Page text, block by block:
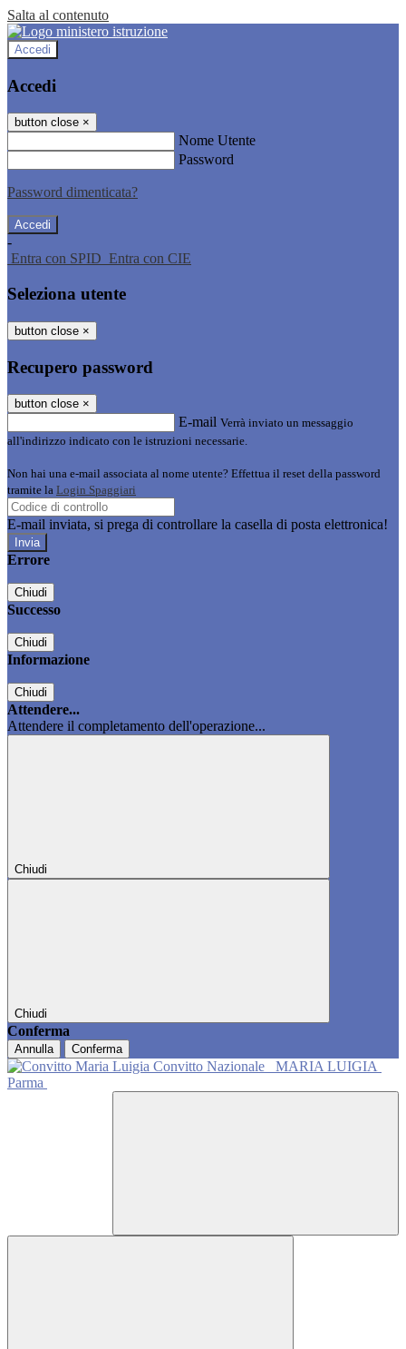
Salta al contenuto
Accedi
Accedi
button close ×
Nome Utente
Password
Password dimenticata?
-
Entra con SPID Entra con CIE
Seleziona utente
button close ×
Recupero password
button close ×
E-mail Verrà inviato un messaggio
all'indirizzo indicato con le istruzioni necessarie.
Non hai una e-mail associata al nome utente? Effettua il reset della password
tramite la Login Spaggiari
E-mail inviata, si prega di controllare la casella di posta elettronica!
Errore
Chiudi
Successo
Chiudi
Informazione
Chiudi
Attendere...
Attendere il completamento dell'operazione...
Chiudi
Chiudi
Conferma
Annulla Conferma
Convitto Nazionale
MARIA LUIGIA
Parma